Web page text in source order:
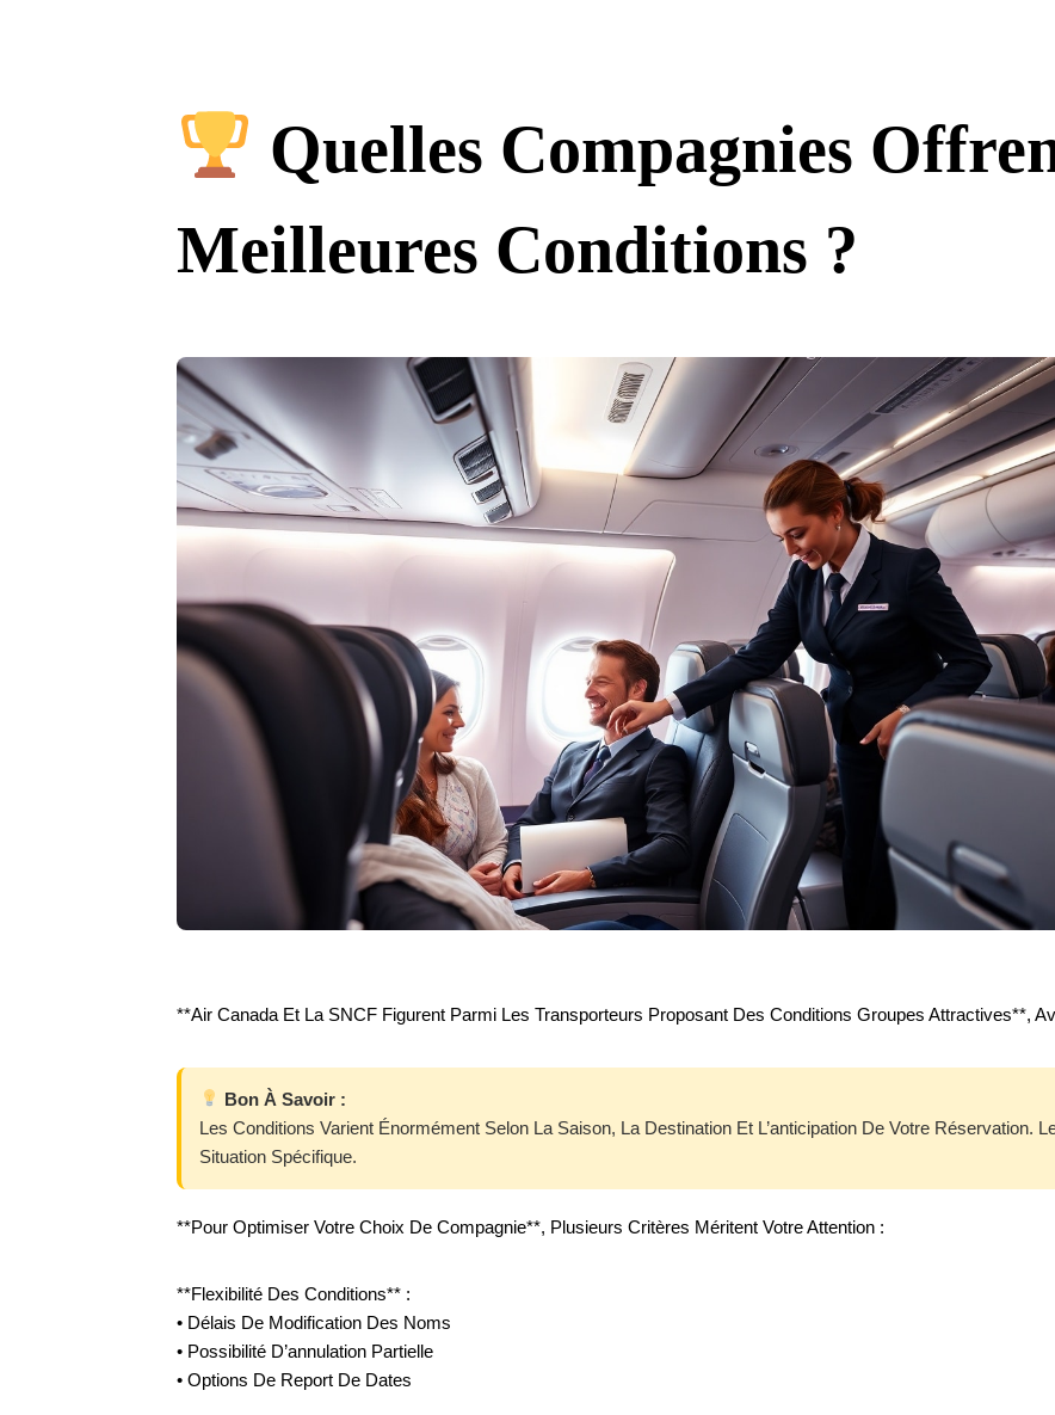
Quelles Compagnies
Meilleures Conditions ?
**Air Canada Et La SNCF Figurent Parmi Les Transporteurs Proposant Des Conditions Groupes Attractives**,
Bon À Savoir :
Les Conditions Varient Énormément Selon La Saison, La Destination Et L’anticipation De Votre Réservation.
Situation Spécifique.
**Pour Optimiser Votre Choix De Compagnie**, Plusieurs Critères Méritent Votre Attention :
**Flexibilité Des Conditions** :
• Délais De Modification Des Noms
• Possibilité D’annulation Partielle
• Options De Report De Dates